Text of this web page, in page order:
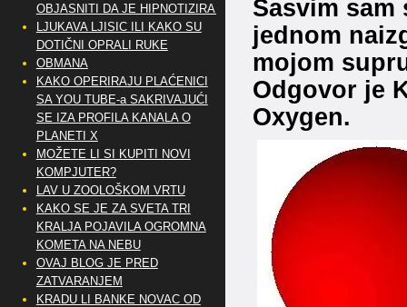
Sasvim
jednom
mojom
Odgovor je
Oxygen.
OBJASNITI DA JE HIPNOTIZIRAN
LJUKAVA LJISIC ILI KAKO SU
DOTIČNI OPRALI RUKE
OBMANA
KAKO OPERIRAJU PLAĆENICI
SA YOU TUBE-a SAKRIVAJUĆI
SE IZA PROFILA KANALA O
PLANETI X
MOŽETE LI SI KUPITI NOVI
KOMPJUTER?
LAV U ZOOLOŠKOM VRTU
KAKO SE JE ZA SVETA TRI
KRALJA POJAVILA OGROMNA
KOMETA NA NEBU
OVAJ BLOG JE PRED
ZATVARANJEM
KRADU LI BANKE NOVAC OD